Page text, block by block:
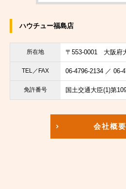
ハウチュー福島店
所在地 〒553-0001 大阪府
TEL／FAX 06-4796-2134 ／ 06-
免許番号 国土交通大臣(1)第
会社概要